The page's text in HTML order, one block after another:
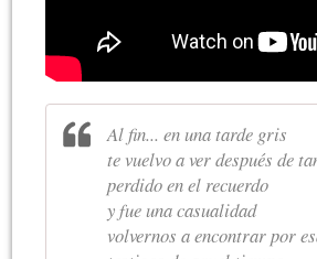
Al fin... en una tarde gris
te vuelvo a ver después de
perdido en el recuerdo
y fue una casualidad
volvernos a encontrar por